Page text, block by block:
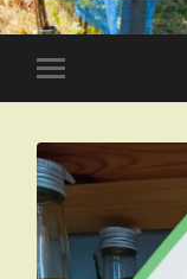
Toggle
mobiel